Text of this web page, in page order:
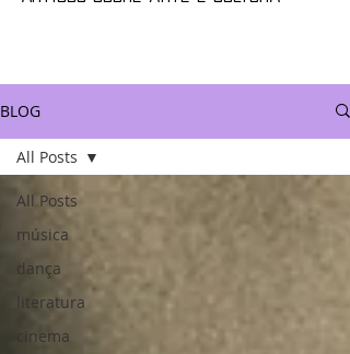
BLOG
All Posts
música
dança
literatura
cinema
All Posts